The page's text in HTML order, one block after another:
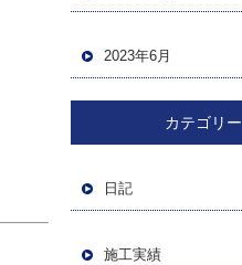
2023年6月
カテゴリー
日記
施工実績